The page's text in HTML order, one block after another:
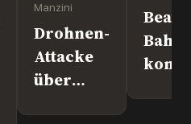
Manzini
Drohnen-
Attacke
über
Beate